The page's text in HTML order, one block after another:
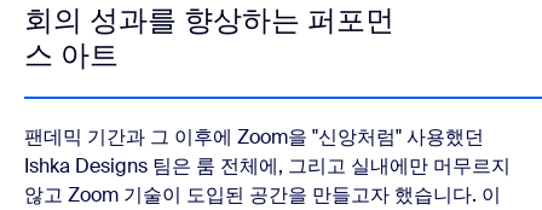
회의 성과를 향상하는 퍼포먼
스 아트
팬데믹 기간과 그 이후에 Zoom을 "신앙처럼" 사용했던
Ishka Designs 팀은 룸 전체에, 그리고 실내에만 머무르지
않고 Zoom 기술이 도입된 공간을 만들고자 했습니다. 이